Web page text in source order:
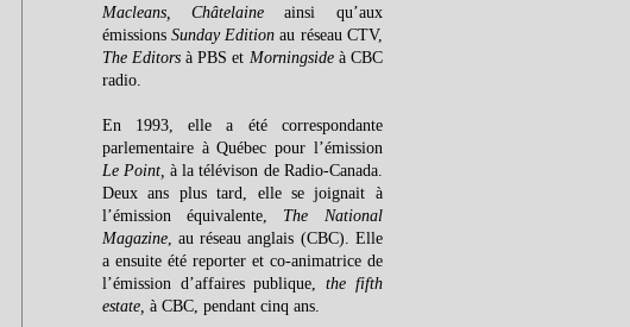
Macleans, Châtelaine ainsi qu’aux
émissions Sunday Edition au réseau CTV,
The Editorsà PBS et Morningside à CBC
radio.
En 1993, elle a été correspondante
parlementaire à Québec pour l’émission
Le Point, à la télévison de Radio-Canada.
Deux ans plus tard, elle se joignait à
l’émission équivalente, The National
Magazine, au réseau anglais (CBC). Elle
a ensuite été reporter et co-animatrice de
l’émission d’affaires publique,the fifth
estate, à CBC, pendant cinq ans.